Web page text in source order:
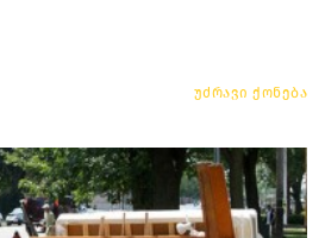
უძრავი ქონება